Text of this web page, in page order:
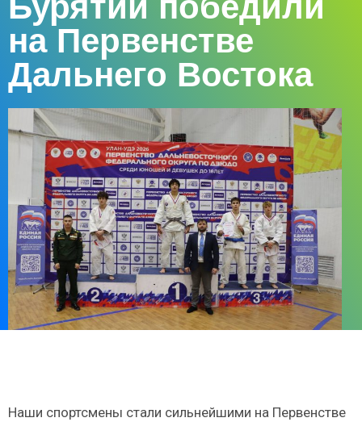
на Первенстве
Дальнего Востока
Наши спортсмены стали сильнейшими на Первенстве